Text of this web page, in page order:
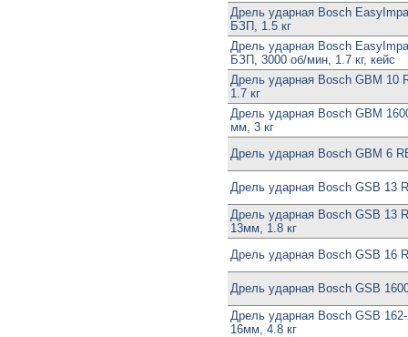
Дрель ударная Bosch
БЗП, 1.5 кг
Дрель ударная Bosch
БЗП, 3000 об/мин, 1.7 кг, кейс
Дрель ударная Bosch GBM 10
1.7 кг
Дрель ударная Bosch GBM
мм, 3 кг
Дрель ударная Bosch GBM 6
Дрель ударная Bosch GSB 13
Дрель ударная Bosch GSB 13
13мм, 1.8 кг
Дрель ударная Bosch GSB 16
Дрель ударная Bosch GSB
Дрель ударная Bosch GSB
16мм, 4.8 кг